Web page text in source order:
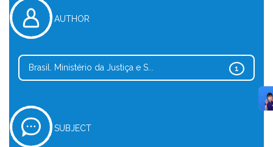
AUTHOR
1
Brasil. Ministério da Justiça e S...
SUBJECT